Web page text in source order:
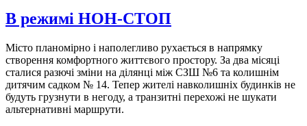
В режимі НОН-СТОП
Місто планомірно і наполегливо рухається в напрямку
створення комфортного життєвого простору. За два місяці
сталися разючі зміни на ділянці між СЗШ №6 та колишнім
дитячим садком № 14. Тепер жителі навколишніх будинків не
будуть грузнути в негоду, а транзитні перехожі не шукати
альтернативні маршрути.